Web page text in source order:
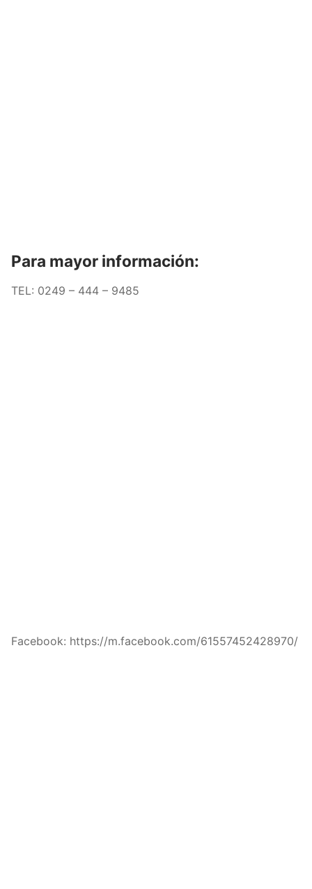
Para mayor información:
TEL: 0249 – 444 – 9485
Facebook: https://m.facebook.com/61557452428970/